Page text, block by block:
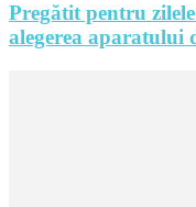
Pregătit pentru
alegerea aparatului